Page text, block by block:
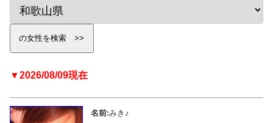
▼2026/08/09現在
名前:みき♪